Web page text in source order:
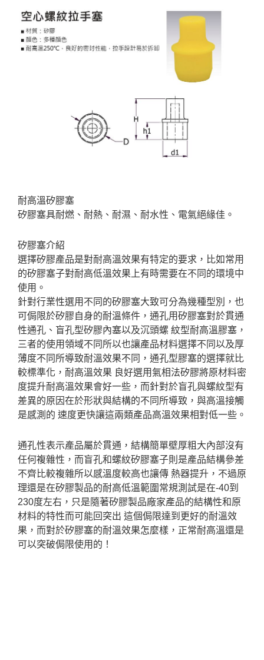
耐高溫矽膠塞
矽膠塞具耐燃、耐熱、耐濕、耐水性、電氣絕緣佳。
矽膠塞介紹
選擇矽膠產品是對耐高溫效果有特定的要求，比如常用
的矽膠塞子對耐高低溫效果上有時需要在不同的環境中
使用。
針對行業性選用不同的矽膠塞大致可分為幾種型別，也
可侷限於矽膠自身的耐溫條件，通孔用矽膠塞對於貫通
性通孔、盲孔型矽膠內塞以及沉頭螺 紋型耐高溫膠塞，
三者的使用領域不同所以也讓產品材料選擇不同以及厚
薄度不同所導致耐溫效果不同，通孔型膠塞的選擇就比
較標準化，耐高溫效果 良好選用氣相法矽膠將原材料密
度提升耐高溫效果會好一些，而針對於盲孔與螺紋型有
差異的原因在於形狀與結構的不同所導致，與高溫接觸
是感測的 速度更快讓這兩類產品高溫效果相對低一些。
通孔性表示產品屬於貫通，結構簡單壁厚粗大內部沒有
任何複雜性，而盲孔和螺紋矽膠塞子則是產品結構參差
不齊比較複雜所以感溫度較高也讓傳 熱器提升，不過原
理還是在矽膠製品的耐高低溫範圍常規測試是在-40到
230度左右，只是隨著矽膠製品廠家產品的結構性和原
材料的特性而可能回突出 這個侷限達到更好的耐溫效
果，而對於矽膠塞的耐溫效果怎麼樣，正常耐高溫還是
可以突破侷限使用的！